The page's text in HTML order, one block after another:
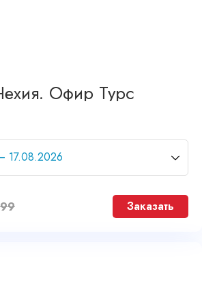
Офир Турс
Заказать